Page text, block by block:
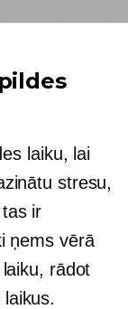
laiku, lai
stresu,
ir
ņems vērā
rādot